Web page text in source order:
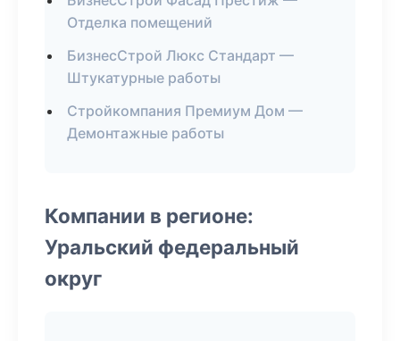
Отделка помещений
БизнесСтрой Люкс Стандарт —
Штукатурные работы
Стройкомпания Премиум Дом —
Демонтажные работы
Компании в регионе:
Уральский федеральный
округ